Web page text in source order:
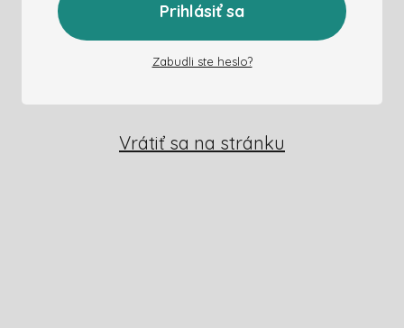
Prihlásiť sa
Zabudli ste heslo?
Vrátiť sa na stránku